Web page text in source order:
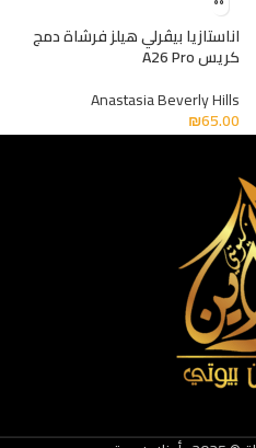
اناستازيا بيڤرلي هيلز فرشاة دمج
كريس A26 Pro
Anastasia Beverly Hills
₪65.00